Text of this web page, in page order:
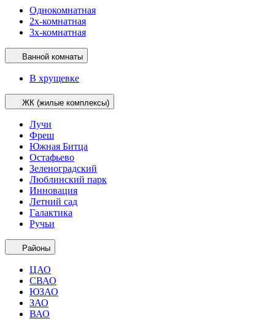
Однокомнатная
2х-комнатная
3х-комнатная
Ванной комнаты
В хрущевке
ЖК (жилые комплексы)
Лучи
Фреш
Южная Битца
Остафьево
Зеленоградский
Люблинский парк
Инновация
Летний сад
Галактика
Ручьи
Районы
ЦАО
СВАО
ЮЗАО
ЗАО
ВАО